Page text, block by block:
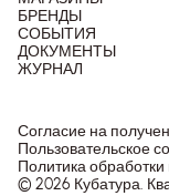
БРЕНДЫ
СОБЫТИЯ
ДОКУМЕНТЫ
ЖУРНАЛ
© 2026 Кубатура.
Согласие на
Пользовательское
Политика